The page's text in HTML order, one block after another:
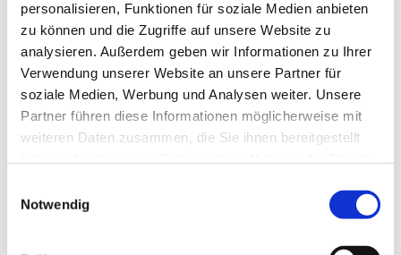
personalisieren, Funktionen für soziale Medien anbieten
zu können und die Zugriffe auf unsere Website zu
analysieren. Außerdem geben wir Informationen zu Ihrer
Verwendung unserer Website an unsere Partner für
soziale Medien, Werbung und Analysen weiter. Unsere
Partner führen diese Informationen möglicherweise mit
weiteren Daten zusammen, die Sie ihnen bereitgestellt
Notwendig
Artikelbeschreibung
Die bewährten und beliebten Pfiffikus Meisenknödel im Netz sind
bei den Wildvögeln sehr gefragt. Freuen Sie sich über reges Treiben
bei der Fütterung der Gartenvögel.
Meisenknödel von Pfiffikus sind echte Leckerbissen mit wichtigen
Nährstoffen, die gerade in der kalten Jahreszeit von freilebenden
Vögeln gern gefressen werden. Vögel ernähren sich täglich von
Körnern, Samen und Insekten. Durch Vereinheitlichung der
Gärten in Wohngebieten und Städten finden freilebende Vögel nicht
Pfiffikus Meisenknödel im Netz - Mischfuttermittel für freilebende